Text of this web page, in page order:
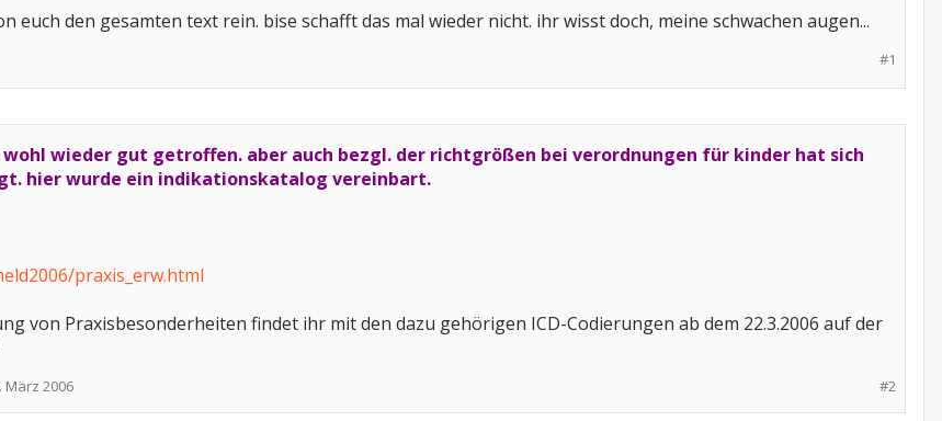
euch den gesamten text rein. bise schafft das mal wieder nicht. ihr wisst doch, meine schwachen augen...
#1
wohl wieder gut getroffen. aber auch bezgl. der richtgrößen bei verordnungen für kinder hat sich
hier wurde ein indikationskatalog vereinbart.
praxis_erw.html
von Praxisbesonderheiten findet ihr mit den dazu gehörigen ICD-Codierungen ab dem 22.3.2006 auf der
#2
März 2006